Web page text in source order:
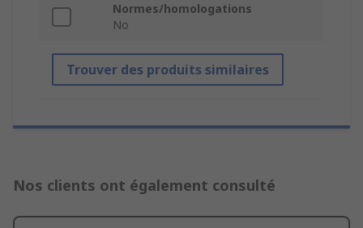
Normes/homologations
No
Trouver des produits similaires
Nos clients ont également consulté